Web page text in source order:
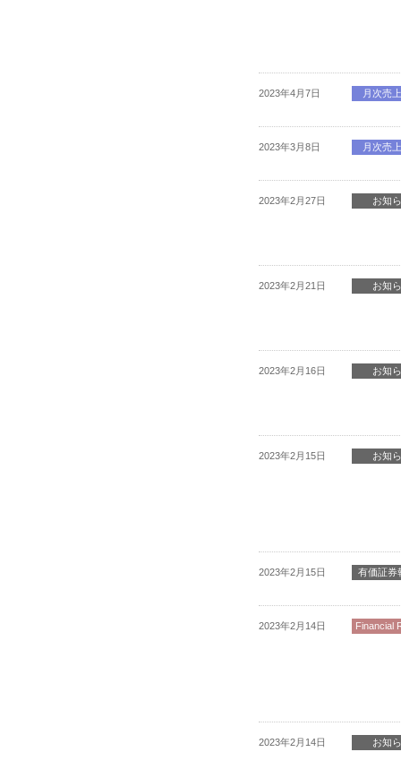
2023年4月7日 月次売
2023年3月8日 月次売
2023年2月27日 お知
2023年2月21日 お知
2023年2月16日 お知
2023年2月15日 お知
2023年2月15日 有価証券
2023年2月14日 Financial
2023年2月14日 お知